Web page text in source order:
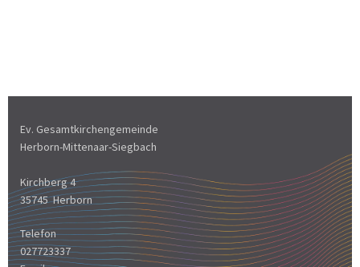
Ev. Gesamtkirchengemeinde
Herborn-Mittenaar-Siegbach
Kirchberg 4
35745 Herborn
Telefon
027723337